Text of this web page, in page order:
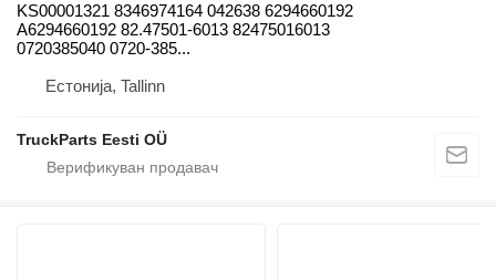
KS00001321 8346974164 042638 6294660192
A6294660192 82.47501-6013 82475016013
0720385040 0720-385...
Естонија, Tallinn
TruckParts Eesti OÜ